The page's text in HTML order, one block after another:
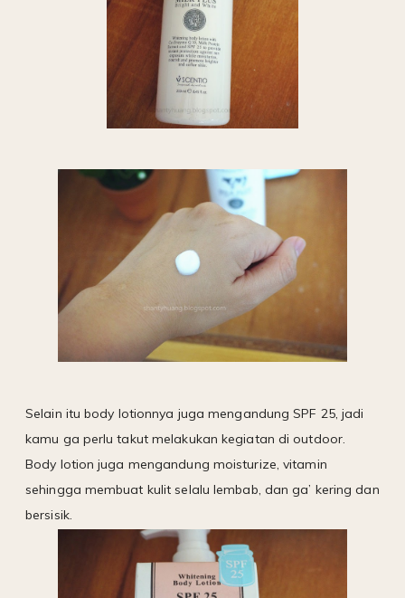
Selain itu body lotionnya juga mengandung SPF 25, jadi
kamu ga perlu takut melakukan kegiatan di outdoor.
Body lotion juga mengandung moisturize, vitamin
sehingga membuat kulit selalu lembab, dan ga’ kering dan
bersisik.